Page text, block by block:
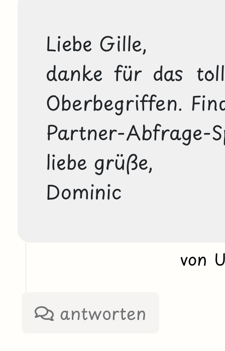
Liebe Gille,
danke für das
Oberbegriffen.
Partner-Abfrage-
liebe grüße,
Dominic
von
antworten